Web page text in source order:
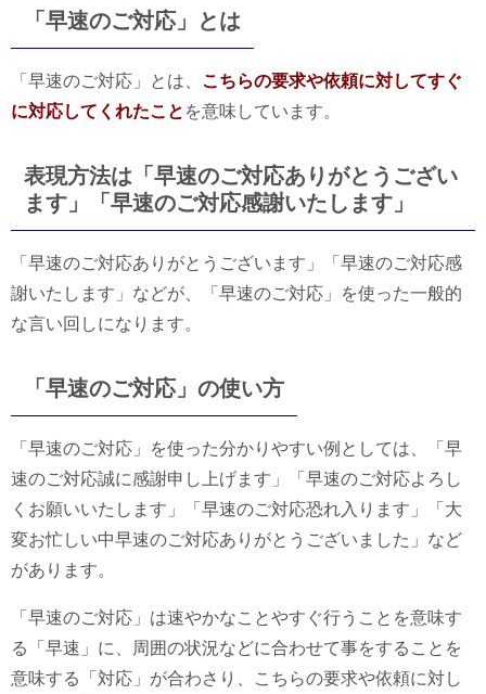
「早速のご対応」とは
「早速のご対応」とは、 こちらの要求や依頼に対してすぐ
に対応してくれたこと を意味しています。
表現方法は「早速のご対応ありがとうござい
ます」「早速のご対応感謝いたします」
「早速のご対応ありがとうございます」「早速のご対応感
謝いたします」などが、「早速のご対応」を使った一般的
な言い回しになります。
「早速のご対応」の使い方
「早速のご対応」を使った分かりやすい例としては、「早
速のご対応誠に感謝申し上げます」「早速のご対応よろし
くお願いいたします」「早速のご対応恐れ入ります」「大
変お忙しい中早速のご対応ありがとうございました」など
があります。
「早速のご対応」は速やかなことやすぐ行うことを意味す
る「早速」に、周囲の状況などに合わせて事をすることを
意味する「対応」が合わさり、こちらの要求や依頼に対し